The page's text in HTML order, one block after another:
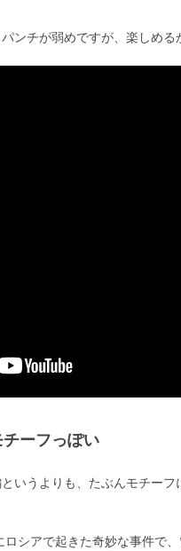
ンチが弱めですが、楽しめる
ーフっぽい
いうよりも、たぶんモチー
シアで起きた奇妙な事件で